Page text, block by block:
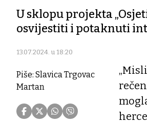
U sklopu projekta
osvijestiti i potaknuti
13.07.2024. u 18:20
Piše: Slavica Trgovac
Martan